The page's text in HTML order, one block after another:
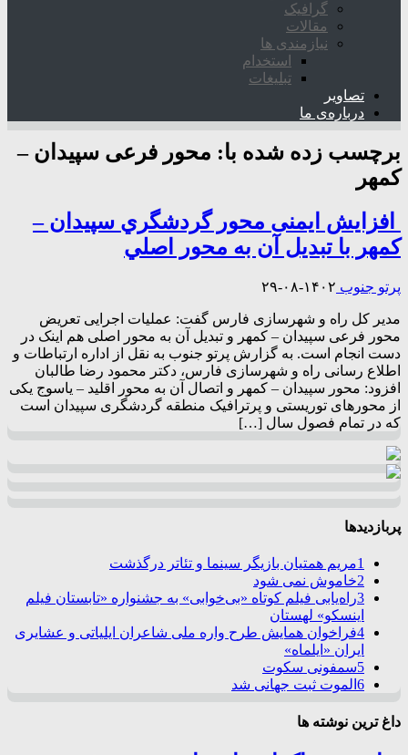
گرافیک
مقالات
نیازمندی ها
استخدام
تبلیغات
تصاویر
درباره‌ی ما
برچسب زده شده با: محور فرعی سپیدان –
کمهر
افزایش ایمنی محور گردشگري سپیدان –
کمهر با تبدیل آن به محور اصلي
پرتو جنوب ۱۴۰۲-۰۸-۲۹
مدیر کل راه و شهرسازی فارس گفت: عملیات اجرایی تعریض
محور فرعی سپیدان – کمهر و تبدیل آن به محور اصلی هم اینک در
دست انجام است. به گزارش پرتو جنوب به نقل از اداره ارتباطات و
اطلاع رسانی راه و شهرسازی فارس، دکتر محمود رضا طالبان
افزود: محور سپیدان – کمهر و اتصال آن به محور اقلید – یاسوج یکی
از محورهای توریستی و پرترافیک منطقه گردشگری سپیدان است
که در تمام فصول سال […]
پربازدیدها
1مریم همتیان بازیگر سینما و تئاتر درگذشت
2خاموش نمی شود
3راه‌یابی فیلم کوتاه «بی‌خوابی» به جشنواره «تابستان فیلم
اینسکو» لهستان
4فراخوان همایش طرح واره ملی شاعران ایلیاتی و عشایری
ایران «ایلماه»
5سمفونی سکوت
6 الموت ثبت جهانی شد
داغ ترین نوشته ها